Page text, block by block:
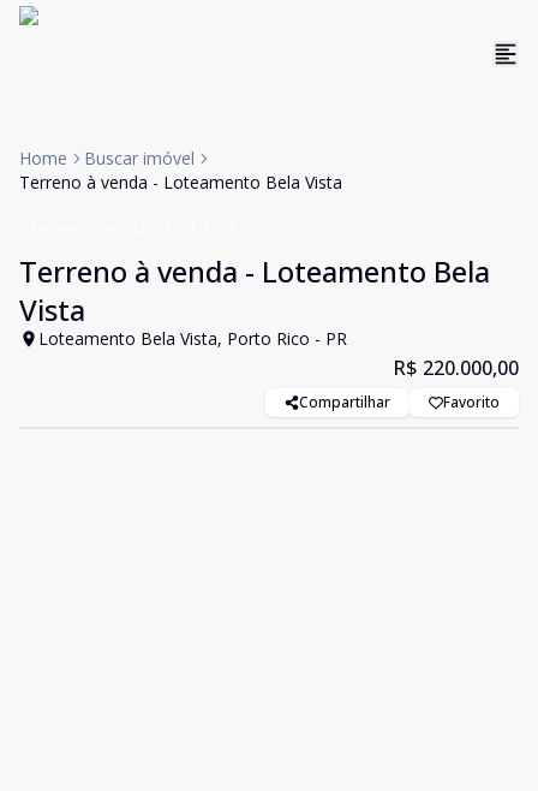
Home
Buscar imóvel
Terreno à venda - Loteamento Bela Vista
Terreno à venda - Loteamento Bela
Vista
Loteamento Bela Vista, Porto Rico - PR
R$ 220.000,00
Compartilhar Favorito